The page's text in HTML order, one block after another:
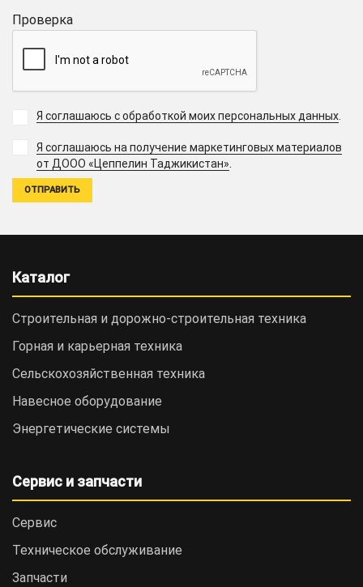
Проверка
Я соглашаюсь с обработкой моих персональных данных.
Я соглашаюсь на получение маркетинговых материалов
от ДООО «Цеппелин Таджикистан».
Каталог
Строительная и дорожно-cтроительная техника
Горная и карьерная техника
Сельскохозяйственная техника
Навесное оборудование
Энергетические системы
Сервис и запчасти
Сервис
Техническое обслуживание
Запчасти